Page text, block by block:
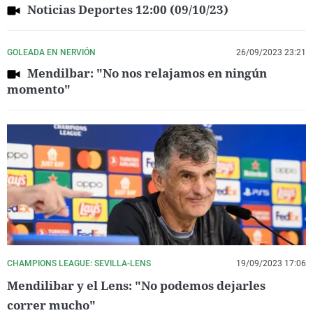
Noticias Deportes 12:00 (09/10/23)
GOLEADA EN NERVIÓN 26/09/2023 23:21
Mendilbar: "No nos relajamos en ningún
momento"
CHAMPIONS LEAGUE: SEVILLA-LENS 19/09/2023 17:06
Mendilibar y el Lens: "No podemos dejarles
correr mucho"